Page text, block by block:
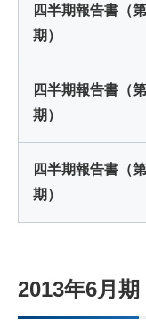
四半期報告書（
期）
四半期報告書（
期）
四半期報告書（
期）
2013年6月期